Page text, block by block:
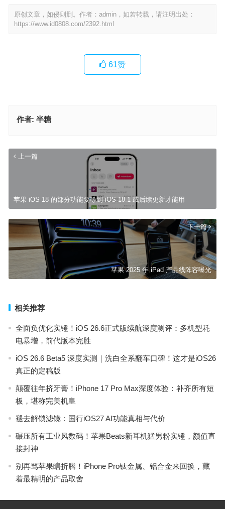
原创文章，如侵则删。作者：admin，如若转载，请注明出处：
https://www.id0808.com/2392.html
61赞
作者: 半糖
上一篇
苹果 iOS 18 的部分功能要等到 iOS 18.1 或后续更新才能用
下一篇
苹果 2025 年 iPad 产品线阵容曝光
相关推荐
全面负优化实锤！iOS 26.6正式版续航深度测评：多机型耗
电暴增，前代版本完胜
iOS 26.6 Beta5 深度实测｜洗白全系翻车口碑！这才是iOS26
真正的定稿版
颠覆往年挤牙膏！iPhone 17 Pro Max深度体验：补齐所有短
板，堪称完美机皇
褪去解锁滤镜：国行iOS27 AI功能真相与代价
碾压所有工业风数码！苹果Beats新耳机猛男粉实锤，颜值直
接封神
别再骂苹果瞎折腾！iPhone Pro钛金属、铝合金来回换，藏
着最精明的产品取舍